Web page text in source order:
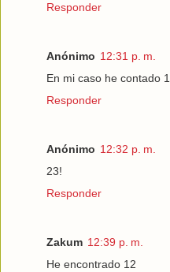
Responder
Anónimo 12:31 p. m.
En mi caso he contado
Responder
Anónimo 12:32 p. m.
23!
Responder
Zakum 12:39 p. m.
He encontrado 12